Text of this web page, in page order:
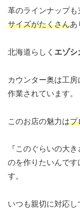
革のラインナップも
サイズがたくさんあ
北海道らしく エゾシ
カウンター奥は工
作業されています。
このお店の魅力はプ
『このぐらいの大
のを作りたいんで
す。
いつも親切に対応